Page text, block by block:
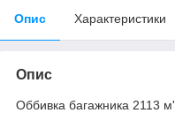
Опис Характеристики
Опис
Оббивка багажника 2113